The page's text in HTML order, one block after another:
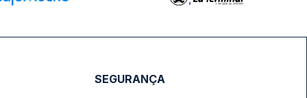
SEGURANÇA